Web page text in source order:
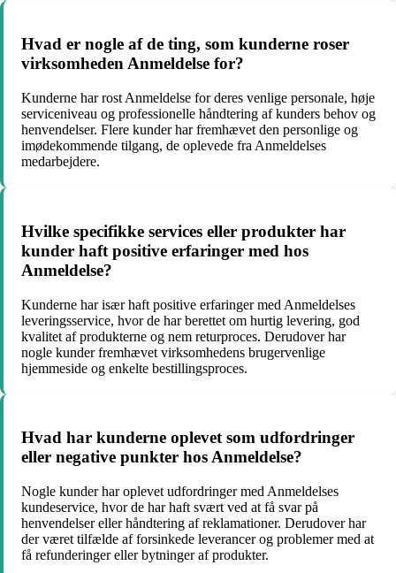
Hvad er nogle af de ting, som kunderne roser
virksomheden Anmeldelse for?
Kunderne har rost Anmeldelse for deres venlige personale, høje
serviceniveau og professionelle håndtering af kunders behov og
henvendelser. Flere kunder har fremhævet den personlige og
imødekommende tilgang, de oplevede fra Anmeldelses
medarbejdere.
Hvilke specifikke services eller produkter har
kunder haft positive erfaringer med hos
Anmeldelse?
Kunderne har især haft positive erfaringer med Anmeldelses
leveringsservice, hvor de har berettet om hurtig levering, god
kvalitet af produkterne og nem returproces. Derudover har
nogle kunder fremhævet virksomhedens brugervenlige
hjemmeside og enkelte bestillingsproces.
Hvad har kunderne oplevet som udfordringer
eller negative punkter hos Anmeldelse?
Nogle kunder har oplevet udfordringer med Anmeldelses
kundeservice, hvor de har haft svært ved at få svar på
henvendelser eller håndtering af reklamationer. Derudover har
der været tilfælde af forsinkede leverancer og problemer med at
få refunderinger eller bytninger af produkter.